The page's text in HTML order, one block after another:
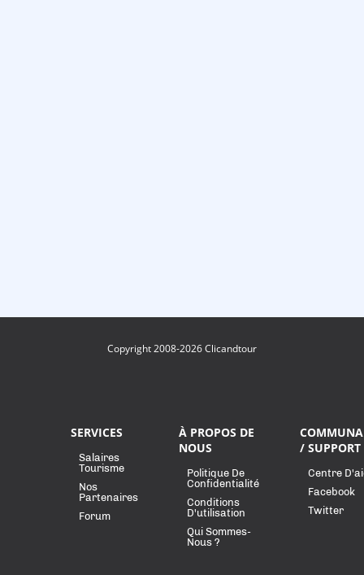
Copyright 2008-2026 Clicandtour
SERVICES
Salaires
Tourisme
Nos
Partenaires
Forum
À PROPOS DE
NOUS
Politique De
Confidentialité
Conditions
D'utilisation
Qui Sommes-
Nous ?
/ SUPPORT
Centre
Facebook
Twitter